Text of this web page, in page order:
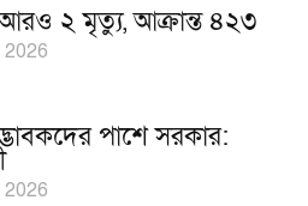
২ মৃত্যু, আক্রান্ত ৪২৩
2026
পাশে সরকার:
2026